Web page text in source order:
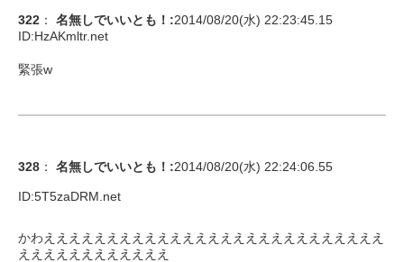
322 ： 名無しでいいとも！ :2014/08/20(水) 22:23:45.15
ID:HzAKmltr.net
緊張w
328 ： 名無しでいいとも！ :2014/08/20(水) 22:24:06.55
ID:5T5zaDRM.net
かわえええええええええええええええええええええええええええ
ええええええええええええ